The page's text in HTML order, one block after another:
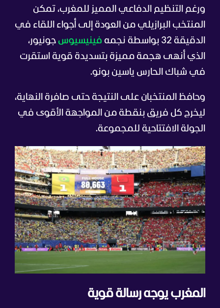
ورغم التنظيم الدفاعي المميز للمغرب، تمكن
المنتخب البرازيلي من العودة إلى أجواء اللقاء في
الدقيقة 32 بواسطة نجمه
فينيسيوس جونيور،
الذي أنهى هجمة مميزة بتسديدة قوية استقرت
في شباك الحارس ياسين بونو.
وحافظ المنتخبان على النتيجة حتى صافرة النهاية،
ليخرج كل فريق بنقطة من المواجهة الأقوى في
الجولة الافتتاحية للمجموعة.
المغرب يوجه رسالة قوية